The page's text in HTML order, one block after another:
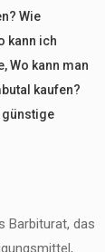
Wie
kann ich
,Wo kann man
kaufen?
günstige
Barbiturat, das